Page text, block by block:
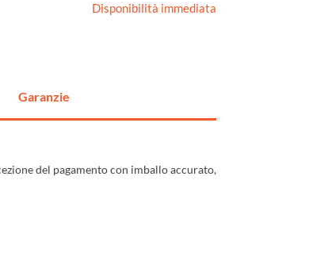
Disponibilità immediata
Garanzie
del pagamento con imballo accurato,